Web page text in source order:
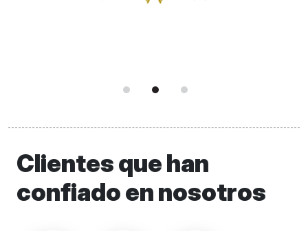
Clientes que han
confiado en nosotros